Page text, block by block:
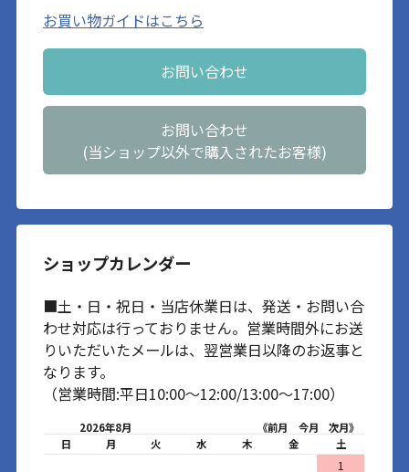
お買い物ガイドはこちら
お問い合わせ
お問い合わせ
(当ショップ以外で購入されたお客様)
ショップカレンダー
■土・日・祝日・当店休業日は、発送・お問い合
わせ対応は行っておりません。営業時間外にお送
りいただいたメールは、翌営業日以降のお返事と
なります。
（営業時間:平日10:00～12:00/13:00～17:00）
2026年8月 《前月 今月
次月》
日
月 火 水 木 金 土
1